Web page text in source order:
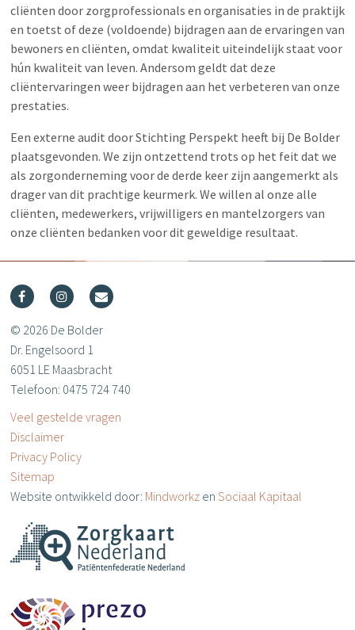
cliënten door zorgprofessionals en organisaties in de praktijk
en toetst of deze (voldoende) bijdragen aan de ervaringen van
bewoners en cliënten, omdat kwaliteit uiteindelijk staat voor
hún kwaliteit van leven. Andersom geldt dat deze
cliëntervaringen weer bijdragen aan het verbeteren van onze
prestaties.
Een externe audit door Stichting Perspekt heeft bij De Bolder
plaatsgevonden. We zijn ontzettend trots op het feit dat we
als zorgonderneming voor de derde keer zijn aangemerkt als
drager van dit prachtige keurmerk. We willen al onze alle
cliënten, medewerkers, vrijwilligers en mantelzorgers van
onze cliënten bedanken voor dit geweldige resultaat.
© 2026 De Bolder
Dr. Engelsoord 1
6051 LE Maasbracht
Telefoon: 0475 724 740
Veel gestelde vragen
Disclaimer
Privacy Policy
Sitemap
Website ontwikkeld door: Mindworkzen Sociaal Kapitaal